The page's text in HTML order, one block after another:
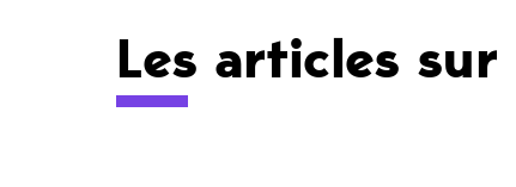
Les articles sur